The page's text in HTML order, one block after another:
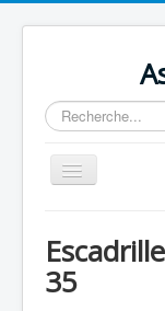
Rechercher
Basculer
la
Chronologie
Escadrilles
35